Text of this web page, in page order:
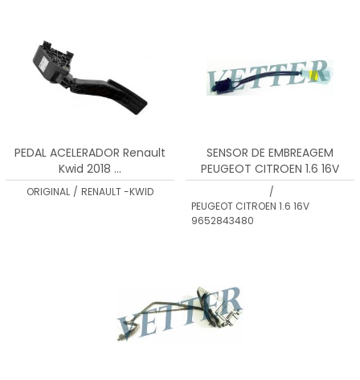
MAIOR PREÇO
PEDAL ACELERADOR Renault
Kwid 2018 ...
ORIGINAL / RENAULT -KWID
SENSOR DE EMBREAGEM
PEUGEOT CITROEN 1.6 16V
9652843480
/
PEUGEOT CITROEN 1.6 16V
9652843480